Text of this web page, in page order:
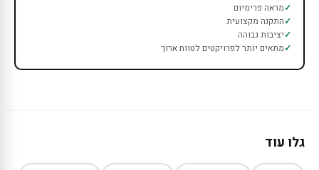
מראה פרימיום
התקנה מקצועית
יציבות גבוהה
מתאים יותר לפרויקטים לטווח ארוך
גלו עוד